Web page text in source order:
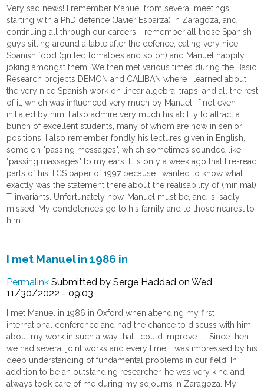
Very sad news! I remember Manuel from several meetings,
starting with a PhD defence (Javier Esparza) in Zaragoza, and
continuing all through our careers. I remember all those Spanish
guys sitting around a table after the defence, eating very nice
Spanish food (grilled tomatoes and so on) and Manuel happily
joking amongst them. We then met various times during the Basic
Research projects DEMON and CALIBAN where I learned about
the very nice Spanish work on linear algebra, traps, and all the rest
of it, which was influenced very much by Manuel, if not even
initiated by him. I also admire very much his ability to attract a
bunch of excellent students, many of whom are now in senior
positions. I also remember fondly his lectures given in English,
some on "passing messages", which sometimes sounded like
"passing massages" to my ears. It is only a week ago that I re-read
parts of his TCS paper of 1997 because I wanted to know what
exactly was the statement there about the realisability of (minimal)
T-invariants. Unfortunately now, Manuel must be, and is, sadly
missed. My condolences go to his family and to those nearest to
him.
I met Manuel in 1986 in
Permalink Submitted bySerge Haddad on Wed,
11/30/2022 - 09:03
I met Manuel in 1986 in Oxford when attending my first
international conference and had the chance to discuss with him
about my work in such a way that I could improve it.. Since then
we had several joint works and every time, I was impressed by his
deep understanding of fundamental problems in our field. In
addition to be an outstanding researcher, he was very kind and
always took care of me during my sojourns in Zaragoza. My